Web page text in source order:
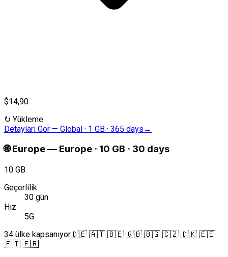
$14,90
↻ Yükleme
Detayları Gör — Global · 1 GB · 365 days →
🌐 Europe— Europe · 10 GB · 30 days
10 GB
Geçerlilik
30 gün
Hız
5G
34 ülke kapsanıyor🇩🇪 🇦🇹 🇧🇪 🇬🇧 🇧🇬 🇨🇿 🇩🇰 🇪🇪
🇫🇮 🇫🇷